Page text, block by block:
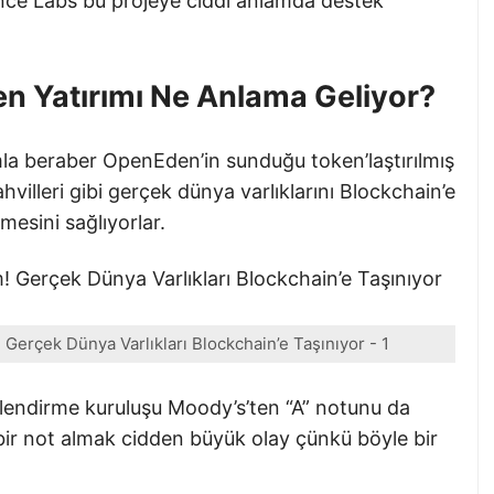
Yatırımı Ne Anlama Geliyor?
beraber OpenEden’in sunduğu token’laştırılmış
gibi gerçek dünya varlıklarını Blockchain’e
sağlıyorlar.
Dünya Varlıkları Blockchain’e Taşınıyor - 1
kuruluşu Moody’s’ten “A” notunu da
not almak cidden büyük olay çünkü böyle bir